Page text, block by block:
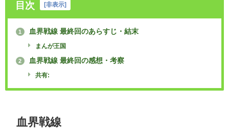
目次 [非表示]
1 血界戦線 最終回のあらすじ・結末
まんが王国
2 血界戦線 最終回の感想・考察
共有:
血界戦線